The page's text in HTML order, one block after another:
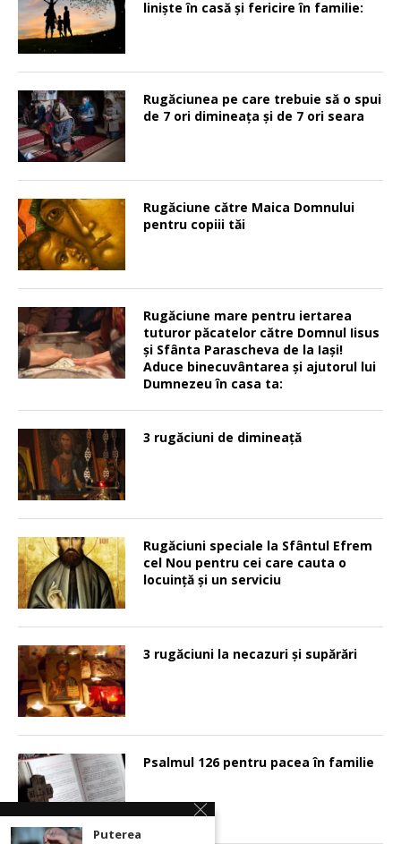
linişte în casă şi fericire în familie:
Rugăciunea pe care trebuie să o spui
de 7 ori dimineața și de 7 ori seara
Rugăciune către Maica Domnului
pentru copiii tăi
Rugăciune mare pentru iertarea
tuturor păcatelor către Domnul Iisus
şi Sfânta Parascheva de la Iaşi!
Aduce binecuvântarea şi ajutorul lui
Dumnezeu în casa ta:
3 rugăciuni de dimineață
Rugăciuni speciale la Sfântul Efrem
cel Nou pentru cei care cauta o
locuinţă şi un serviciu
3 rugăciuni la necazuri și supărări
Psalmul 126 pentru pacea în familie
Puterea